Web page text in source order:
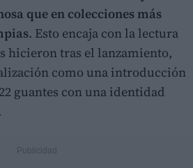
que en colecciones más
. Esto encaja con la lectura
hicieron tras el lanzamiento,
como una introducción
guantes con una identidad